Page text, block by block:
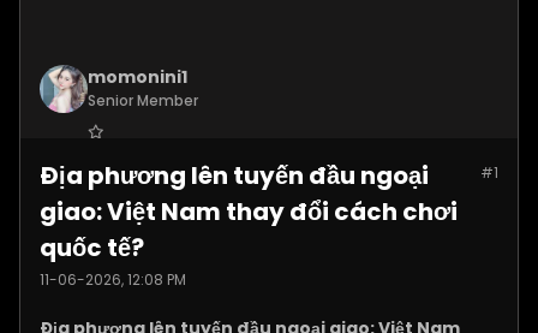
momonini1
Senior Member
Posts:5399 #1
Địa phương lên tuyến đầu ngoại
giao: Việt Nam thay đổi cách chơi
quốc tế?
11-06-2026, 12:08 PM
Địa phương lên tuyến đầu ngoại giao: Việt Nam